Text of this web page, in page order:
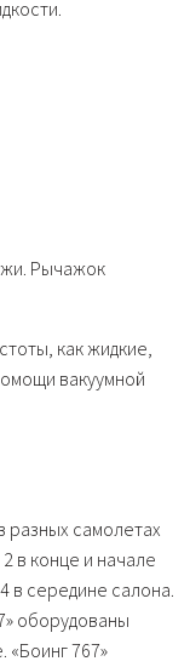
Рычажок
как жидкие,
вакуумной
разных самолетах
в конце и начале
в середине салона.
оборудованы
«Боинг 767»